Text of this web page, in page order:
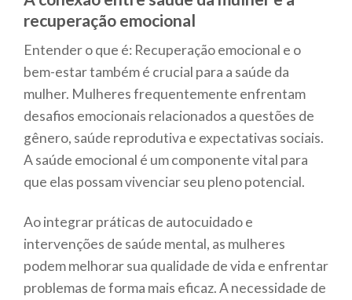
recuperação emocional
Entender o que é: Recuperação emocional e o
bem-estar também é crucial para a saúde da
mulher. Mulheres frequentemente enfrentam
desafios emocionais relacionados a questões de
gênero, saúde reprodutiva e expectativas sociais.
A saúde emocional é um componente vital para
que elas possam vivenciar seu pleno potencial.
Ao integrar práticas de autocuidado e
intervenções de saúde mental, as mulheres
podem melhorar sua qualidade de vida e enfrentar
problemas de forma mais eficaz. A necessidade de